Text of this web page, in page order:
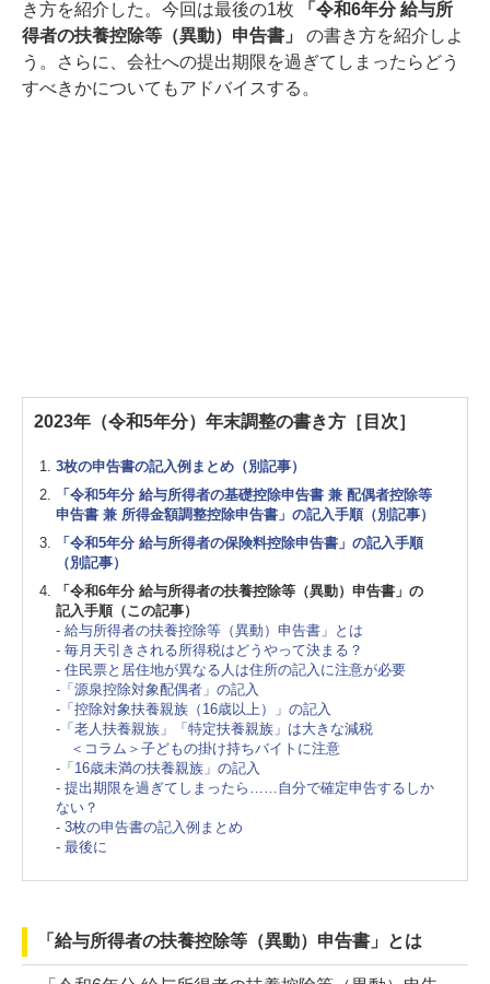
き方を紹介した。今回は最後の1枚 「令和6年分 給与所
得者の扶養控除等（異動）申告書」 の書き方を紹介しよ
う。さらに、会社への提出期限を過ぎてしまったらどう
すべきかについてもアドバイスする。
2023年（令和5年分）年末調整の書き方［目次］
3枚の申告書の記入例まとめ（別記事）
「令和5年分 給与所得者の基礎控除申告書 兼 配偶者控除等
申告書 兼 所得金額調整控除申告書」の記入手順（別記事）
「令和5年分 給与所得者の保険料控除申告書」の記入手順
（別記事）
「令和6年分 給与所得者の扶養控除等（異動）申告書」の
記入手順（この記事）
- 給与所得者の扶養控除等（異動）申告書」とは
- 毎月天引きされる所得税はどうやって決まる？
- 住民票と居住地が異なる人は住所の記入に注意が必要
-「源泉控除対象配偶者」の記入
-「控除対象扶養親族（16歳以上）」の記入
-「老人扶養親族」「特定扶養親族」は大きな減税
＜コラム＞子どもの掛け持ちバイトに注意
-「16歳未満の扶養親族」の記入
- 提出期限を過ぎてしまったら……自分で確定申告するしか
ない？
- 3枚の申告書の記入例まとめ
- 最後に
「給与所得者の扶養控除等（異動）申告書」とは